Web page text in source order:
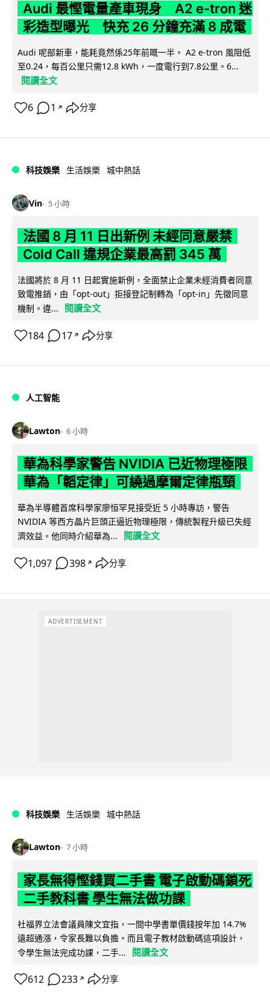
Audi 最慳電量產車現身 A2 e-tron 迷
彩造型曝光 快充 26 分鐘充滿 8 成電
Audi 呢部新車，能耗竟然係25年前嘅一半。 A2 e-tron 風阻低
至0.24，每百公里只需12.8 kWh，一度電行到7.8公里。6...
閱讀全文
6 1 ↗ 分享
科技娛樂 生活娛樂 城中熱話
Vin 5 小時
法國 8 月 11 日出新例 未經同意嚴禁
Cold Call 違規企業最高罰 345 萬
法國將於 8 月 11 日起實施新例，全面禁止企業未經消費者同意
致電推銷，由「opt-out」拒接登記制轉為「opt-in」先徵同意
機制。違...
閱讀全文
184 17 ↗ 分享
人工智能
Lawton 6 小時
華為科學家警告 NVIDIA 已近物理極限
華為「韜定律」可繞過摩爾定律瓶頸
華為半導體首席科學家廖恒罕見接受近 5 小時專訪，警告
NVIDIA 等西方晶片巨頭正逼近物理極限，傳統製程升級已失經
濟效益。他同時介紹華為...
閱讀全文
1,097 398 ↗ 分享
ADVERTISEMENT
科技娛樂 生活娛樂 城中熱話
Lawton 7 小時
家長無得慳錢買二手書 電子啟動碼鎖死
二手教科書 學生無法做功課
社福界立法會議員陳文宜指，一間中學書單價錢按年加 14.7%
遠超通漲，令家長難以負擔。而且電子教材啟動碼這項設計，
令學生無法完成功課，二手...
閱讀全文
612 233 ↗ 分享